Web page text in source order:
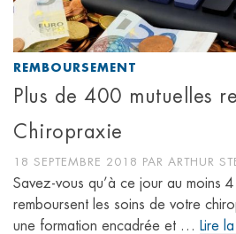
REMBOURSEMENT
Plus de 400 mutuelles
Chiropraxie
18 SEPTEMBRE 2018 PAR ARTHUR
Savez-vous qu’à ce jour au moins
remboursent les soins de votre
une formation encadrée et … Lire